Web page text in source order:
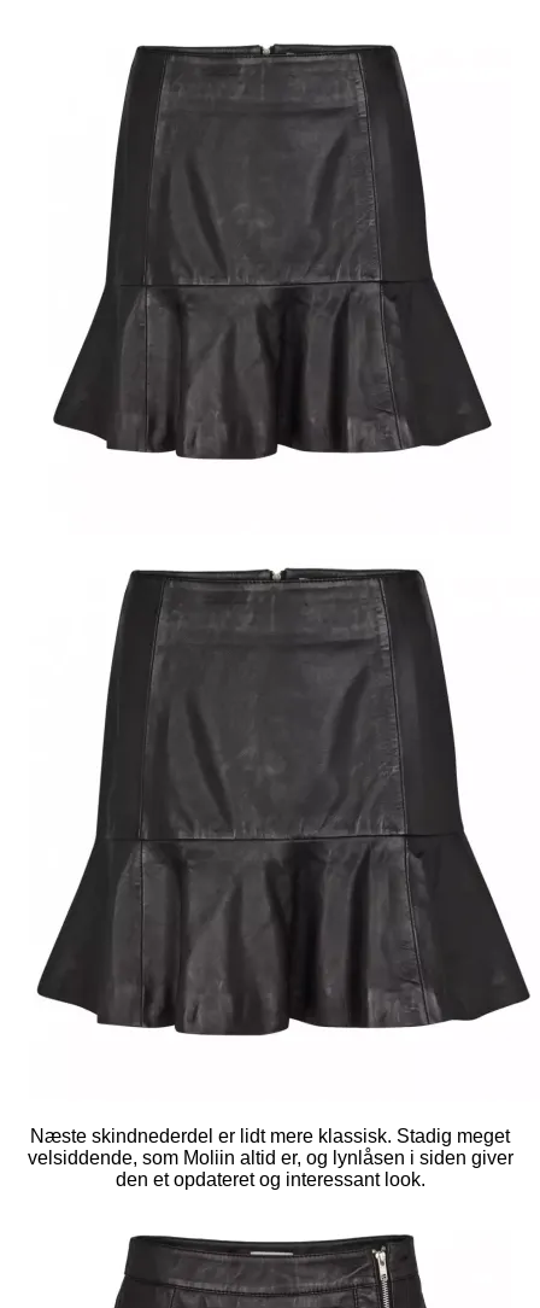
Næste skindnederdel er lidt mere klassisk. Stadig meget
velsiddende, som Moliin altid er, og lynlåsen i siden giver
den et opdateret og interessant look.